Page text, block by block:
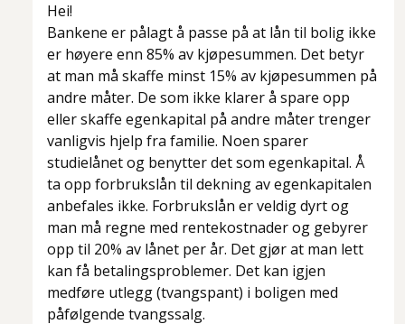
Hei!
Bankene er pålagt å passe på at lån til bolig ikke
er høyere enn 85% av kjøpesummen. Det betyr
at man må skaffe minst 15% av kjøpesummen på
andre måter. De som ikke klarer å spare opp
eller skaffe egenkapital på andre måter trenger
vanligvis hjelp fra familie. Noen sparer
studielånet og benytter det som egenkapital. Å
ta opp forbrukslån til dekning av egenkapitalen
anbefales ikke. Forbrukslån er veldig dyrt og
man må regne med rentekostnader og gebyrer
opp til 20% av lånet per år. Det gjør at man lett
kan få betalingsproblemer. Det kan igjen
medføre utlegg (tvangspant) i boligen med
påfølgende tvangssalg.